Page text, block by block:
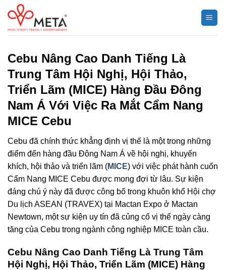
Chuyển
đến
nội
Cebu Nâng Cao Danh Tiếng Là
Trung Tâm Hội Nghị, Hội Thảo,
Triển Lãm (MICE) Hàng Đầu Đông
Nam Á Với Việc Ra Mắt Cẩm Nang
MICE Cebu
Cebu đã chính thức khẳng định vị thế là một trong những
điểm đến hàng đầu Đông Nam Á về hội nghị, khuyến
khích, hội thảo và triển lãm (MICE) với việc phát hành cuốn
Cẩm Nang MICE Cebu được mong đợi từ lâu. Sự kiện
đáng chú ý này đã được công bố trong khuôn khổ Hội chợ
Du lịch ASEAN (TRAVEX) tại Mactan Expo ở Mactan
Newtown, một sự kiện uy tín đã củng cố vị thế ngày càng
tăng của Cebu trong ngành công nghiệp MICE toàn cầu.
Cebu Nâng Cao Danh Tiếng Là Trung Tâm
Hội Nghị, Hội Thảo, Triển Lãm (MICE) Hàng